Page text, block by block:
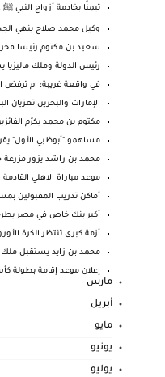
تيمنًا بخادمة أزواج النبي ﷺ
وكيل محمد صلاح ينهي
سعيد بن مكتوم رئيسا فخريا
رئيس الدولة وملك ماليزيا
في واقعة غريبة: ام ترفض
الإمارات والبحرين تعزيان
مكتوم بن محمد يكرّم
مساهمو "أبوظبي الأول" يقرون
محمد بن راشد يزور مزرعة
موعد مباراة الاهلي
أماكن تدريب المقبولين بمسابقة 30 ألف معلم
أكبر بنك خاص في مصر يطرح
أزمة كبرى تنتظر الكرة الأوروبية في
محمد بن زايد يستقبل ملك
إعلان موعد إقامة بطولة كأس آسيا
مارس
أبريل
مايو
يونيو
يوليو